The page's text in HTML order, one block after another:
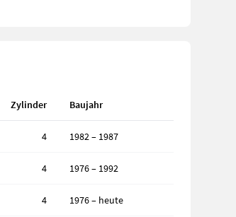
Zylinder Baujahr
4 1982 – 1987
4 1976 – 1992
4 1976 – heute